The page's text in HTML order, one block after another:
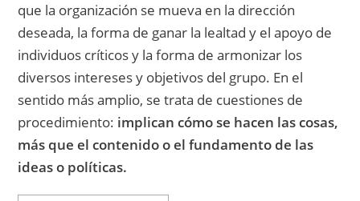
que la organización se mueva en la dirección
deseada, la forma de ganar la lealtad y el apoyo de
individuos críticos y la forma de armonizar los
diversos intereses y objetivos del grupo. En el
sentido más amplio, se trata de cuestiones de
procedimiento: implican cómo se hacen las cosas,
más que el contenido o el fundamento de las
ideas o políticas.